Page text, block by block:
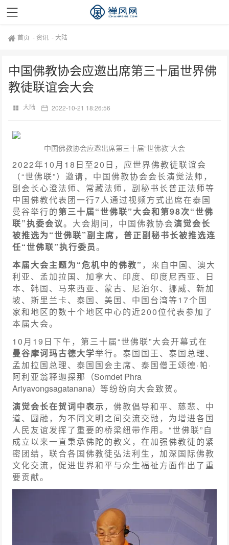
首页 - 资讯 -大陆
中国佛教协会应邀出席第三十届世界佛
教徒联谊会大会
大陆 2022-10-21 18:26:56
中国佛教协会应邀出席第三十届“世佛教”大会
2022年10月18日至20日，应世界佛教徒联谊会
（“世佛联”）邀请，中国佛教协会会长演觉法师，
副会长心澄法师、常藏法师，副秘书长普正法师等
中国佛教代表团一行7人通过视频方式出席在泰国
曼谷举行的第三十届“世佛联”大会和第98次“世佛
联”执委会议。大会期间，中国佛教协会演觉会长
被推选为“世佛联”副主席，普正副秘书长被推选连
任“世佛联”执行委员。
本届大会主题为“危机中的佛教” ，来自中国、澳大
利亚、孟加拉国、加拿大、印度、印度尼西亚、日
本、韩国、马来西亚、蒙古、尼泊尔、挪威、新加
坡、斯里兰卡、泰国、美国、中国台湾等17个国
家和地区的数十个地区中心的近200位代表参加了
本届大会。
10月19日下午，第三十届“世佛联”大会开幕式在
曼谷摩诃玛古德大学举行。泰国国王、泰国总理、
孟加拉国总理、泰国国会主席、泰国僧王颂德·帕·
阿利亚翁释迦探那
（Somdet Phra
Ariyavongsagatanana）等纷纷向大会致贺。
演觉会长在贺词中表示 ，佛教倡导和平、慈悲、中
道、圆融，为不同文明之间交流交融，为增进各国
人民友谊发挥了重要的桥梁纽带作用。“世佛联”自
成立以来一直秉承佛陀的教义，在加强佛教徒的紧
密团结，联合各国佛教徒弘法利生，加深国际佛教
文化交流，促进世界和平与众生福祉方面作出了重
要贡献。